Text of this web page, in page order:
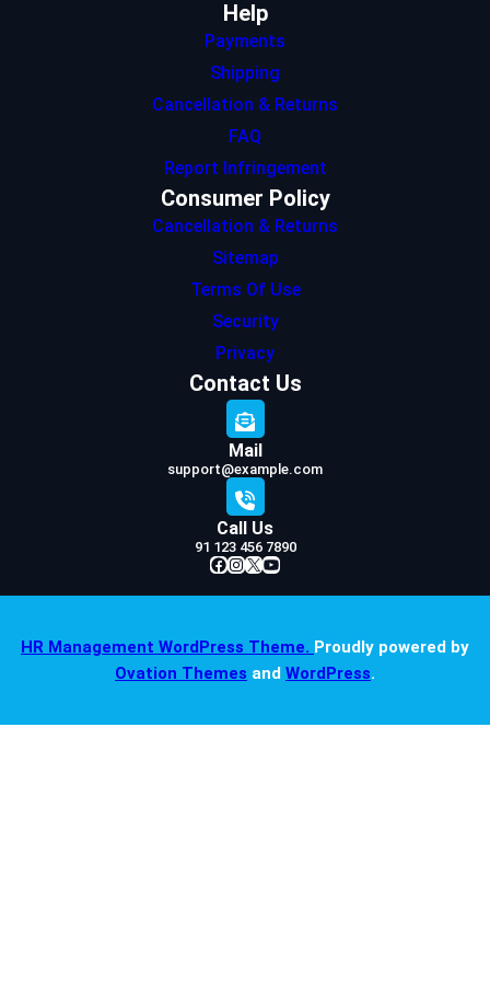
Help
Payments
Shipping
Cancellation & Returns
FAQ
Report Infringement
Consumer Policy
Cancellation & Returns
Sitemap
Terms Of Use
Security
Privacy
Contact Us
Mail
support@example.com
Call Us
91 123 456 7890
Facebook InstagramX YouTube
HR Management WordPress Theme. Proudly powered by
Ovation Themes and WordPress.